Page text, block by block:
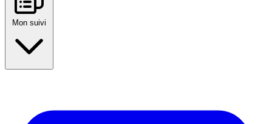
Mon suivi